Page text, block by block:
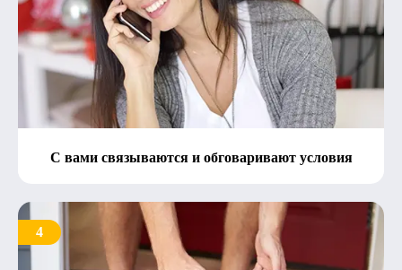
С вами связываются и обговаривают условия
4